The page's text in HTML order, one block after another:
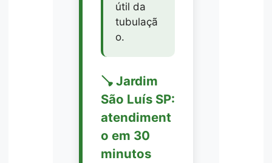
útil da
tubulaçã
o.
🪠 Jardim
São Luís SP:
atendiment
o em 30
minutos